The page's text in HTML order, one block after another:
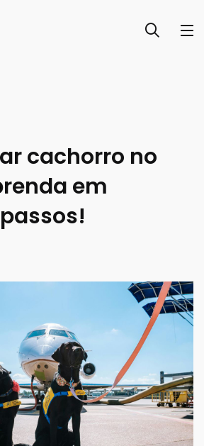
cachorro no
em